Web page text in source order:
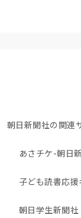
朝日新聞社の関連
あさチケ-朝日
子ども読書応
朝日学生新聞社